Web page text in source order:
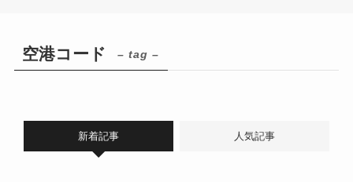
空港コード – tag –
新着記事 人気記事